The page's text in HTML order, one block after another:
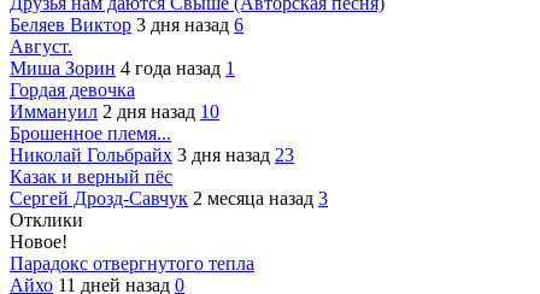
Беляев Виктор 3 дня назад 6
Август.
Миша Зорин 4 года назад 1
Гордая девочка
Иммануил 2 дня назад 10
Брошенное племя...
Николай Гольбрайх 3 дня назад 23
Казак и верный пёс
Сергей Дрозд-Савчук 2 месяца назад 3
Отклики
Новое!
Парадокс отвергнутого тепла
Айхо 11 дней назад 0